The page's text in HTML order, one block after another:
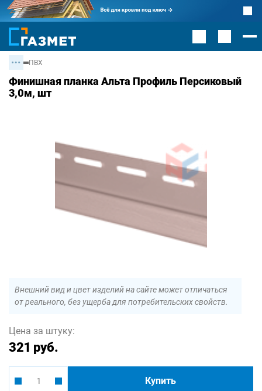
ПВХ
Финишная планка Альта Профиль Персиковый
3,0м, шт
Внешний вид и цвет изделий на сайте может отличаться
от реального, без ущерба для потребительских свойств.
Цена за штуку:
321 руб.
Купить